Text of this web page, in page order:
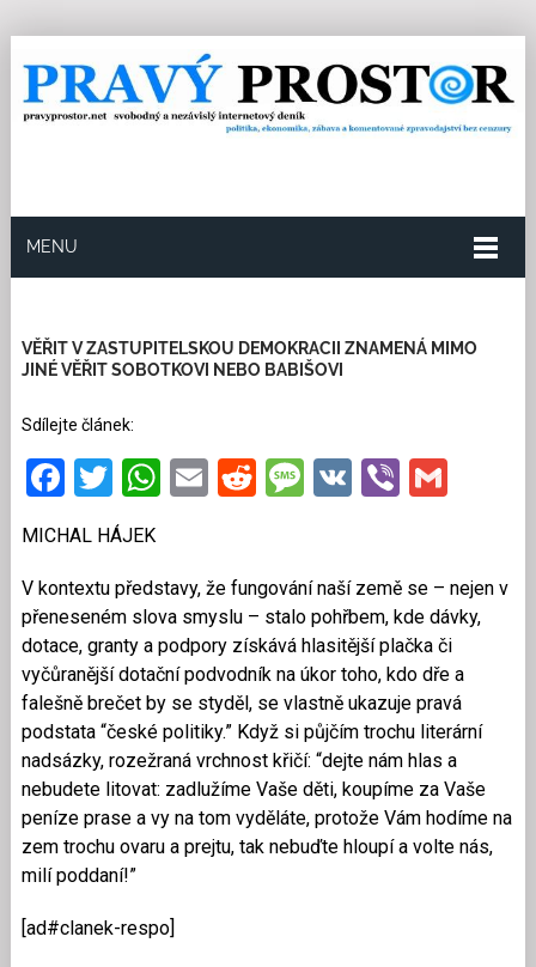
MENU
VĚŘIT V ZASTUPITELSKOU DEMOKRACII ZNAMENÁ MIMO
JINÉ VĚŘIT SOBOTKOVI NEBO BABIŠOVI
Sdílejte článek:
Facebook
Twitter
WhatsApp
EmailRedditMessage
VKViber
MICHAL HÁJEK
V kontextu představy, že fungování naší země se – nejen v
přeneseném slova smyslu – stalo pohřbem, kde dávky,
dotace, granty a podpory získává hlasitější plačka či
vyčůranější dotační podvodník na úkor toho, kdo dře a
falešně brečet by se styděl, se vlastně ukazuje pravá
podstata “české politiky.” Když si půjčím trochu literární
nadsázky, rozežraná vrchnost křičí: “dejte nám hlas a
nebudete litovat: zadlužíme Vaše děti, koupíme za Vaše
peníze prase a vy na tom vyděláte, protože Vám hodíme na
zem trochu ovaru a prejtu, tak nebuďte hloupí a volte nás,
milí poddaní!”
[ad#clanek-respo]